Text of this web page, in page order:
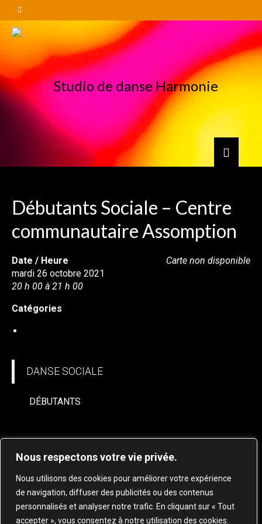
Nous respectons votre vie privée.
Nous utilisons des cookies pour améliorer votre expérience
de navigation, diffuser des publicités ou des contenus
personnalisés et analyser notre trafic. En cliquant sur « Tout
accepter », vous consentez à notre utilisation des cookies.
Débutants Sociale – Centre
communautaire Assomption
Carte non disponible
Date / Heure
mardi 26 octobre 2021
20 h 00 à 21 h 00
Catégories
DANSE SOCIALE
DÉBUTANTS
© 2025 STUDIO DE DANSE HARMONIE TOUS